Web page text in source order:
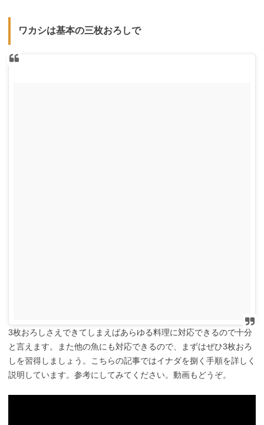
ワカシは基本の三枚おろしで
3枚おろしさえできてしまえばあらゆる料理に対応できるので十分
と言えます。また他の魚にも対応できるので、まずはぜひ3枚おろ
しを習得しましょう。こちらの記事ではイナダを捌く手順を詳しく
説明しています。参考にしてみてください。動画もどうぞ。